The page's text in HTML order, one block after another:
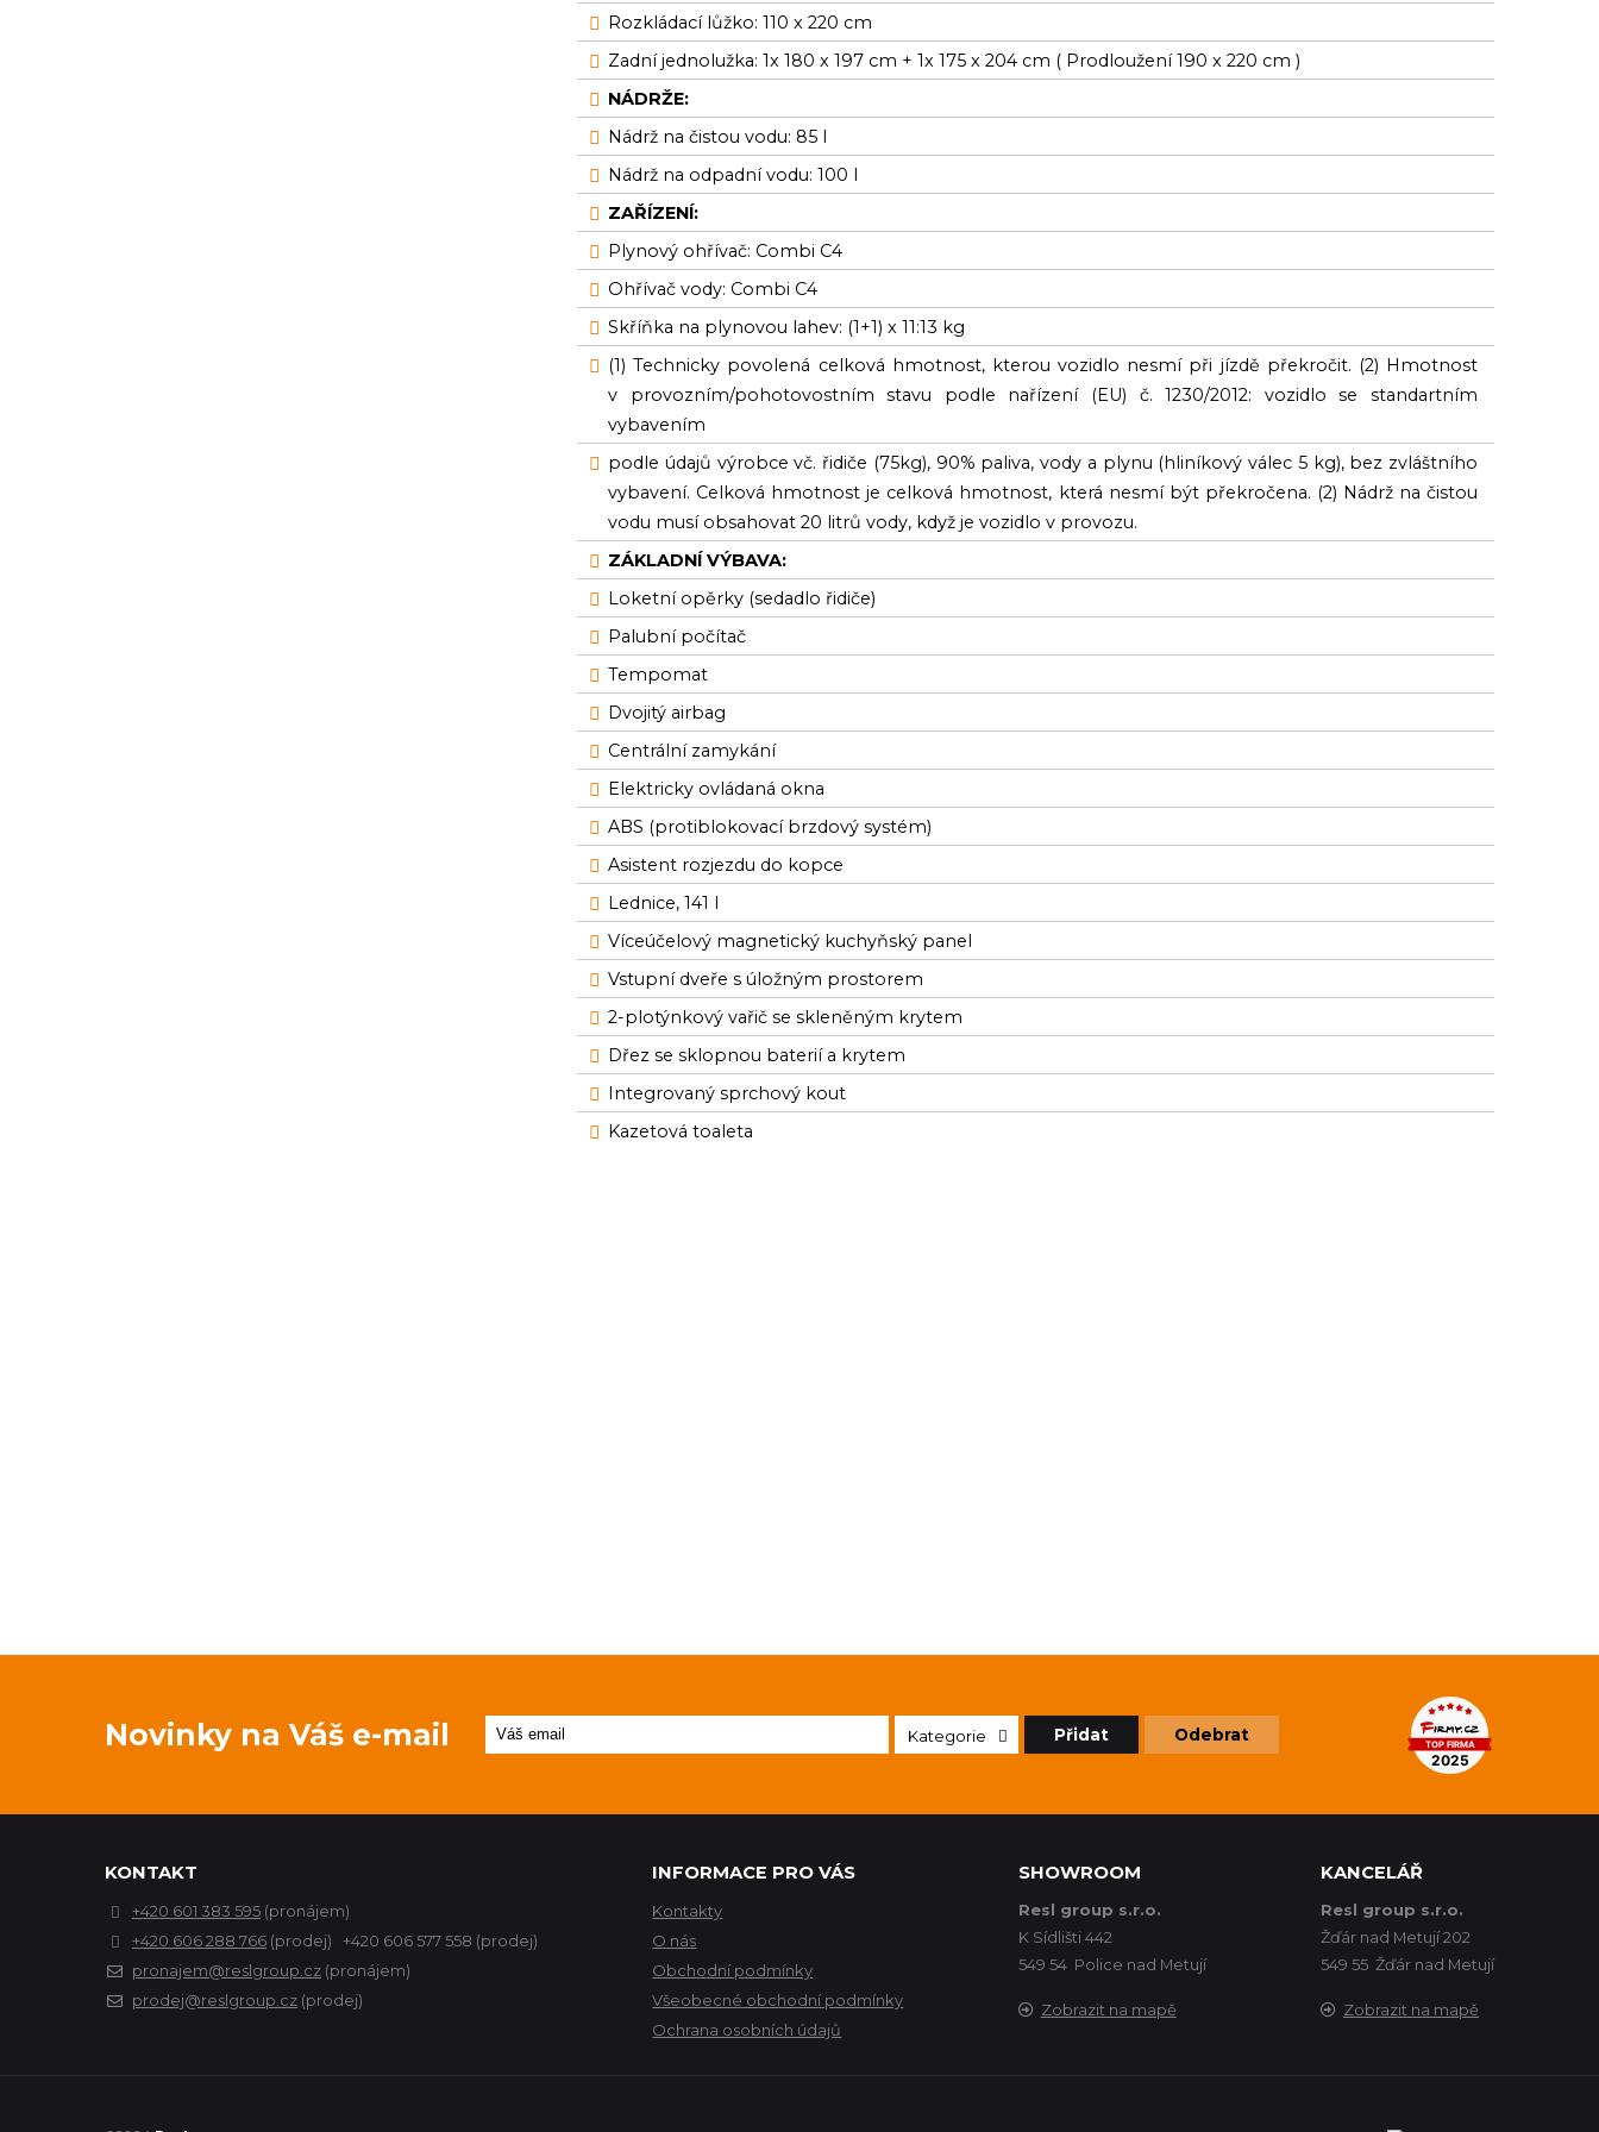
Rozkládací lůžko: 110 x 220 cm
Zadní jednolužka: 1x 180 x 197 cm + 1x 175 x 204 cm ( Prodloužení 190 x 220 cm )
NÁDRŽE:
Nádrž na čistou vodu: 85 l
Nádrž na odpadní vodu: 100 l
ZAŘÍZENÍ:
Plynový ohřívač: Combi C4
Ohřívač vody: Combi C4
Skříňka na plynovou lahev: (1+1) x 11:13 kg
(1) Technicky povolená celková hmotnost, kterou vozidlo nesmí při jízdě překročit. (2) Hmotnost
v provozním/pohotovostním stavu podle nařízení (EU) č. 1230/2012: vozidlo se standartním
vybavením
podle údajů výrobce vč. řidiče (75kg), 90% paliva, vody a plynu (hliníkový válec 5 kg), bez zvláštního
vybavení. Celková hmotnost je celková hmotnost, která nesmí být překročena. (2) Nádrž na čistou
vodu musí obsahovat 20 litrů vody, když je vozidlo v provozu.
ZÁKLADNÍ VÝBAVA:
Loketní opěrky (sedadlo řidiče)
Palubní počítač
Tempomat
Dvojitý airbag
Centrální zamykání
Elektricky ovládaná okna
ABS (protiblokovací brzdový systém)
Asistent rozjezdu do kopce
Lednice, 141 l
Víceúčelový magnetický kuchyňský panel
Vstupní dveře s úložným prostorem
2-plotýnkový vařič se skleněným krytem
Dřez se sklopnou baterií a krytem
Integrovaný sprchový kout
Kazetová toaleta
Novinky na Váš e-mail Kategorie Přidat Odebrat
KONTAKT
+420 601 383 595 (pronájem)
+420 606 288 766 (prodej) +420 606 577 558 (prodej)
pronajem@reslgroup.cz (pronájem)
prodej@reslgroup.cz (prodej)
INFORMACE PRO VÁS
Kontakty
O nás
Obchodní podmínky
Všeobecné obchodní podmínky
Ochrana osobních údajů
SHOWROOM
Resl group s.r.o.
K Sídlišti 442
549 54 Police nad Metují
Zobrazit na mapě
KANCELÁŘ
Resl group s.r.o.
Žďár nad Metují 202
549 55 Žďár nad Metují
Zobrazit na mapě